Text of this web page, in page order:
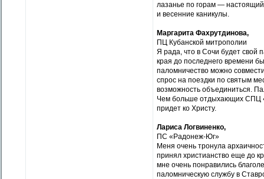
лазанье по горам —
и весенние каникулы.
Маргарита Фахрутдинова,
ПЦ Кубанской митрополии
Я рада, что в Сочи будет свой
края до последнего времени
паломничество можно
спрос на поездки по святым
возможность объединиться.
Чем больше отдыхающих СПЦ
придет ко Христу.
Лариса Логвиненко,
ПС «Радонеж-Юг»
Меня очень тронула
принял христианство еще до
мне очень понравились
паломническую службу в